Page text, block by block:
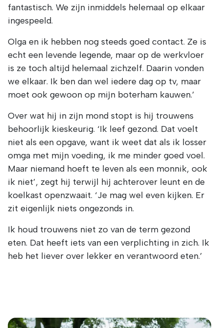
fantastisch. We zijn inmiddels helemaal op elkaar
ingespeeld.
Olga en ik hebben nog steeds goed contact. Ze is
echt een levende legende, maar op de werkvloer
is ze toch altijd helemaal zichzelf. Daarin vonden
we elkaar. Ik ben dan wel iedere dag op tv, maar
moet ook gewoon op mijn boterham kauwen.’
Over wat hij in zijn mond stopt is hij trouwens
behoorlijk kieskeurig. ‘Ik leef gezond. Dat voelt
niet als een opgave, want ik weet dat als ik losser
omga met mijn voeding, ik me minder goed voel.
Maar niemand hoeft te leven als een monnik, ook
ik niet’, zegt hij terwijl hij achterover leunt en de
koelkast openzwaait. ‘Je mag wel even kijken. Er
zit eigenlijk niets ongezonds in.
Ik houd trouwens niet zo van de term gezond
eten. Dat heeft iets van een verplichting in zich. Ik
heb het liever over lekker en verantwoord eten.’